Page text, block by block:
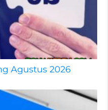
Agustus 2026